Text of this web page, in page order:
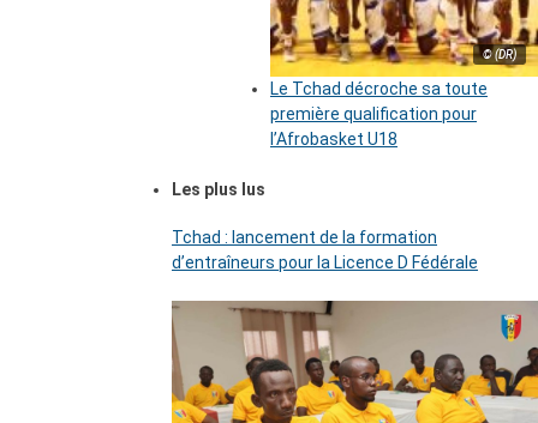
© (DR)
Le Tchad décroche sa toute
première qualification pour
l’Afrobasket U18
Les plus lus
Tchad : lancement de la formation
d’entraîneurs pour la Licence D Fédérale